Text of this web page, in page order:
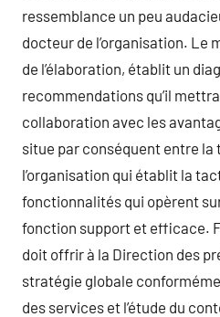
ressemblance un peu
docteur de l’organisation. Le
de l’élaboration, établit un
recommendations qu’il
collaboration avec les
situe par conséquent entre la
l’organisation qui établit la
fonctionnalités qui opèrent
fonction support et efficace.
doit offrir à la Direction des
stratégie globale
des services et l’étude du